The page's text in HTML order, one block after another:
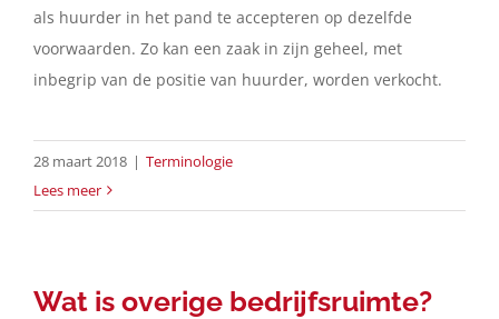
als huurder in het pand te accepteren op dezelfde
voorwaarden. Zo kan een zaak in zijn geheel, met
inbegrip van de positie van huurder, worden verkocht.
28 maart 2018 | Terminologie
Lees meer
Wat is overige bedrijfsruimte?